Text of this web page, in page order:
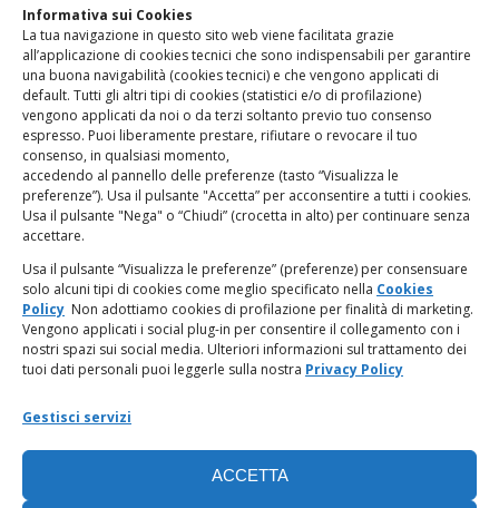
Informativa sui Cookies
La tua navigazione in questo sito web viene facilitata grazie
all’applicazione di cookies tecnici che sono indispensabili per garantire
una buona navigabilità (cookies tecnici) e che vengono applicati di
default. Tutti gli altri tipi di cookies (statistici e/o di profilazione)
vengono applicati da noi o da terzi soltanto previo tuo consenso
espresso. Puoi liberamente prestare, rifiutare o revocare il tuo
consenso, in qualsiasi momento,
accedendo al pannello delle preferenze (tasto “Visualizza le
preferenze”). Usa il pulsante "Accetta” per acconsentire a tutti i cookies.
Usa il pulsante "Nega" o “Chiudi” (crocetta in alto) per continuare senza
accettare.
Usa il pulsante “Visualizza le preferenze” (preferenze) per consensuare
solo alcuni tipi di cookies come meglio specificato nella Cookies
Policy Non adottiamo cookies di profilazione per finalità di marketing.
Vengono applicati i social plug-in per consentire il collegamento con i
nostri spazi sui social media. Ulteriori informazioni sul trattamento dei
tuoi dati personali puoi leggerle sulla nostra Privacy Policy
Gestisci servizi
ACCETTA
www.odg.toscana.it – testata registrata presso il Tribunale di
Firenze al nr. 5208 dell’ 08.10.2002. Direttore responsabile:
Giampaolo Marchini – C.F. 80005790482
LINK UTILI
PagoPA
Privacy Policy
Regolamento categorie particolari di dati personali e dati
giudiziari
Amministrazione Trasparente
Cookie Policy (UE)